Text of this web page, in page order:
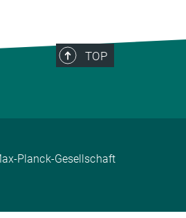
TOP
Planck-Gesellschaft